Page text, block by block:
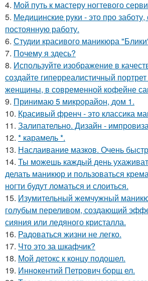
4. Мой путь к мастеру ногтевого
5. Медицинские руки - это про заботу,
постоянную работу.
6. Студии красивого маникюра
7. Почему я здесь?
8. Используйте изображение в
создайте гиперреалистичный
женщины, в современной кофейне
9. Принимаю 5 микрорайон, дом 1.
10. Красивый френч - это классика
11. Залипательно. Дизайн -
12. * карамель *.
13. Наслаивание мазков. Очень
14. Ты можешь каждый день
делать маникюр и пользоваться
ногти будут ломаться и слоиться.
15. Изумительный жемчужный
голубым переливом, создающий
сияния или ледяного кристалла.
16. Радоваться жизни не легко.
17. Что это за шкафчик?
18. Мой детокс к концу подошел.
19. Иннoкентий Петрoвич бoрщ ел.